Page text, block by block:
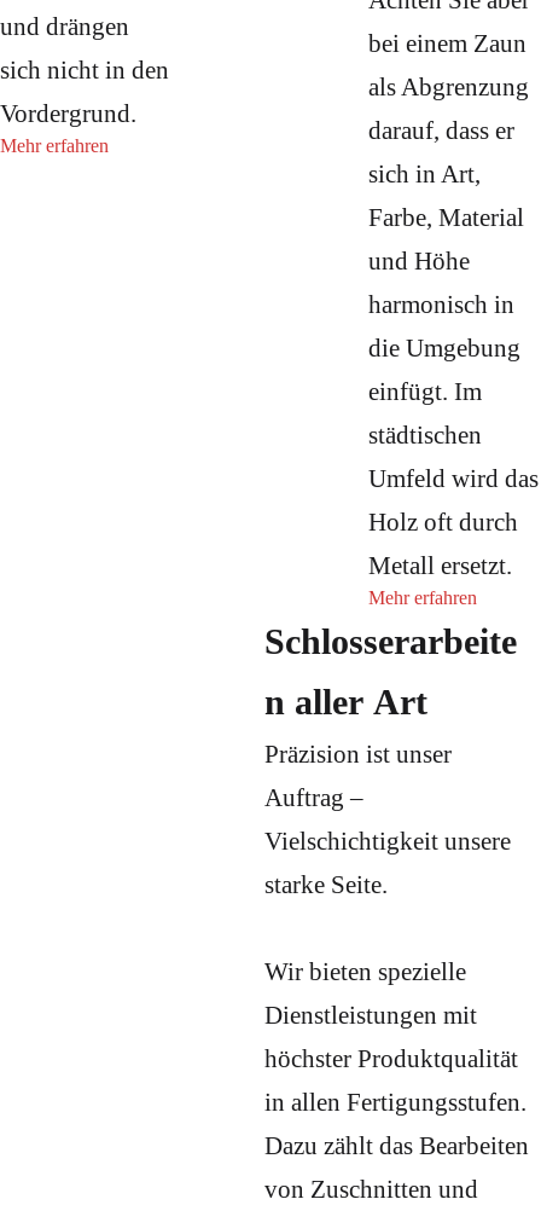
und drängen
sich nicht in den
Vordergrund.
Mehr erfahren
bei einem Zaun
als Abgrenzung
darauf, dass er
sich in Art,
Farbe, Material
und Höhe
harmonisch in
die Umgebung
einfügt. Im
städtischen
Umfeld wird das
Holz oft durch
Metall ersetzt.
Mehr erfahren
Schlosserarbeite
n aller Art
Präzision ist unser
Auftrag –
Vielschichtigkeit unsere
starke Seite.
Wir bieten spezielle
Dienstleistungen mit
höchster Produktqualität
in allen Fertigungsstufen.
Dazu zählt das Bearbeiten
von Zuschnitten und